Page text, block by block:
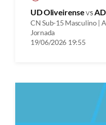
UD Oliveirensevs
CN Sub-15 Masculino |
Jornada
19/06/2026 19:55